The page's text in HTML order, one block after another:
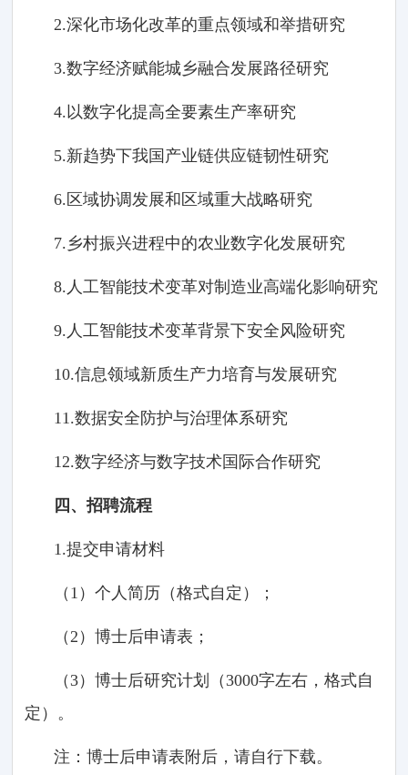
2.深化市场化改革的重点领域和举措研究
3.数字经济赋能城乡融合发展路径研究
4.以数字化提高全要素生产率研究
5.新趋势下我国产业链供应链韧性研究
6.区域协调发展和区域重大战略研究
7.乡村振兴进程中的农业数字化发展研究
8.人工智能技术变革对制造业高端化影响研究
9.人工智能技术变革背景下安全风险研究
10.信息领域新质生产力培育与发展研究
11.数据安全防护与治理体系研究
12.数字经济与数字技术国际合作研究
四、招聘流程
1.提交申请材料
（1）个人简历（格式自定）；
（2）博士后申请表；
（3）博士后研究计划（3000字左右，格式自
定）。
注：博士后申请表附后，请自行下载。